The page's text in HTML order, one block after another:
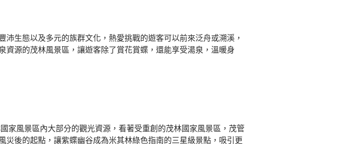
生態以及多元的族群文化，熱愛挑戰的遊客可以前來泛舟或溯溪，
源的茂林風景區，讓遊客除了賞花賞蝶，還能享受湯泉，溫暖身
家風景區內大部分的觀光資源，看著受重創的茂林國家風景區，茂管
後的起點，讓紫蝶幽谷成為米其林綠色指南的三星級景點，吸引更